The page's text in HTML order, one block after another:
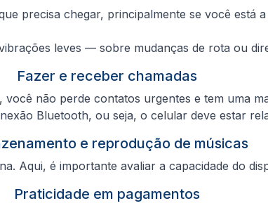
precisa chegar, principalmente se você
leves — sobre mudanças de rota ou
Fazer e receber chamadas
não perde contatos urgentes e tem uma
Bluetooth, ou seja, o celular deve estar
e reprodução de músicas
Aqui, é importante avaliar a capacidade do
Praticidade em pagamentos